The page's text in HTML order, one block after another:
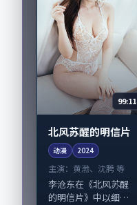
99:11
北风苏醒的明信片
动漫 2024
主演： 黄渤、沈腾 等
李沧东在《北风苏醒
的明信片》中以细腻